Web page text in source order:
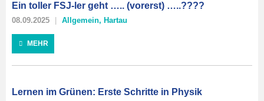
Ein toller FSJ-ler geht ….. (vorerst) …..????
08.09.2025 Allgemein, Hartau
MEHR
Lernen im Grünen: Erste Schritte in Physik